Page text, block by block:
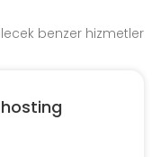
benzer hizmetler